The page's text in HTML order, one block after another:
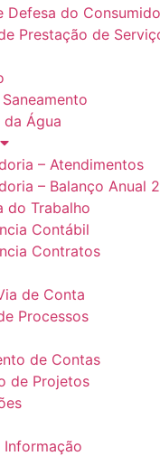
Defesa do
Prestação de
da Água
– Atendimentos
– Balanço Anual
do Trabalho
Contábil
Contratos
de Conta
Processos
de Contas
de Projetos